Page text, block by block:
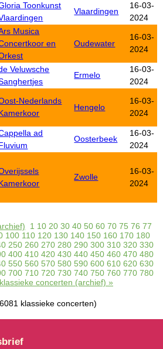
Toonkunst
Vlaardingen
16-03-
2024
Musica
en
Oudewater
16-03-
2024
Veluwsche
Ermelo
16-03-
2024
Nederlands
Hengelo
16-03-
2024
ad
Oosterbeek
16-03-
2024
Zwolle
16-03-
2024
1 10 20 30 40 50 60 70 75 76 77
100 110 120 130 140 150 160 170 180
250 260 270 280 290 300 310 320 330
400 410 420 430 440 450 460 470 480
550 560 570 580 590 600 610 620 630
700 710 720 730 740 750 760 770 780
klassieke concerten (archief) »
klassieke concerten)